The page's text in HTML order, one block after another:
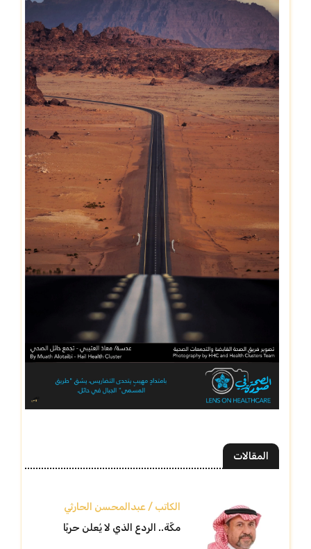
المقالات
الكاتب / عبدالمحسن الحارثي
مكّة.. الردع الذي لا يُعلن حربًا